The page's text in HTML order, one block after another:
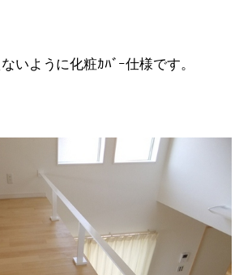
いように化粧ｶﾊﾞｰ仕様です。